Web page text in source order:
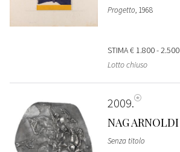
Progetto, 1968
STIMA€ 1.800 - 2.500
Lotto chiuso
2009
NAG ARNOLDI
Senza titolo